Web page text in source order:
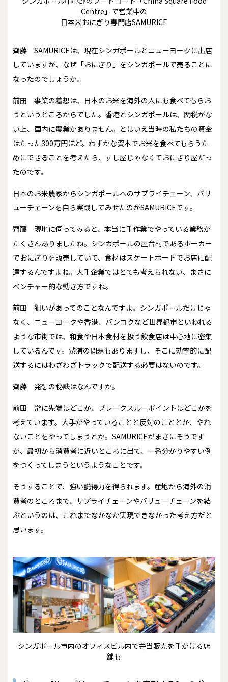
Centre」で営業中の
日本米おにぎり専門店SAMURICE
齊藤 SAMURICEは、現在シンガポールとニューヨークに出店
していますが、なぜ「おにぎり」をシンガポールで売ることに
なったのでしょうか。
前田 事業の着想は、日本のお米を海外の人にも食べてもらお
うというところからでした。香港とシンガポールは、関税がな
い上、国内に農業がありません。とはいえ当時の私たちの資金
はたった300万円ほど。わずかな資本でお米を食べてもらうた
めにできることを考えたら、すし屋じゃなくておにぎり屋だっ
たのです。
日本のお米農家からシンガポールへのサプライチェーン、バリ
ューチェーンを自ら実践してみせたのがSAMURICEです。
齊藤 現地に伺ってみると、本当に手作業でやっている業務が
たくさんありましたね。シンガポールの屋台村であるホーカー
でおにぎりを販売していて、食材はスケートボードでお店に配
達するんですよね。大手企業ではとても考えられない、まさに
ベンチャー的な動き方ですね。
前田 狙いがあってのことなんですよ。シンガポールだけじゃ
なく、ニューヨークや香港、バンコクなど世界都市といわれる
ような市街では、和食や日本食材を扱う飲食店は中心地に密集
しているんです。渋滞の問題もありますし、そこに効率的に配
送するにはわざわざトラックで配送する必要はないのです。
齊藤 発想の秘訣はなんですか。
前田 常に先端はどこか、ブレークスルーポイントはどこかを
考えています。大手がやっていることと反対のこととか、やれ
ないことをやってしまうとか。SAMURICEがまさにそうです
が、最初から消費者に近いところに出て、一番分かりやすい例
をつくってしまうというようなことです。
そうすることで、強い説得力を得られます。産地から海外の消
費者のところまで、サプライチェーンやバリューチェーンを結
ぶというのは、これまでなかなか実現できなかった考え方だと
思います。
シンガポール市内のオフィスビル内で弁当販売を手がける店
舗も